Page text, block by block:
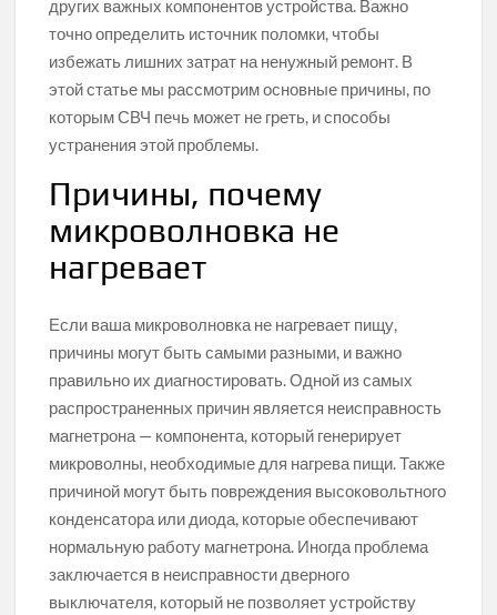
других важных компонентов устройства. Важно
точно определить источник поломки, чтобы
избежать лишних затрат на ненужный ремонт. В
этой статье мы рассмотрим основные причины, по
которым СВЧ печь может не греть, и способы
устранения этой проблемы.
Причины, почему
микроволновка не
нагревает
Если ваша микроволновка не нагревает пищу,
причины могут быть самыми разными, и важно
правильно их диагностировать. Одной из самых
распространенных причин является неисправность
магнетрона — компонента, который генерирует
микроволны, необходимые для нагрева пищи. Также
причиной могут быть повреждения высоковольтного
конденсатора или диода, которые обеспечивают
нормальную работу магнетрона. Иногда проблема
заключается в неисправности дверного
выключателя, который не позволяет устройству